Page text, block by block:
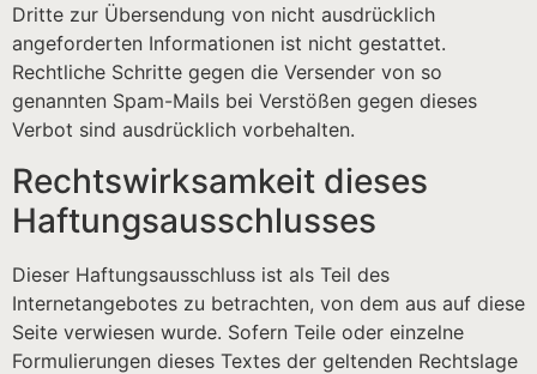
Dritte zur Übersendung von nicht ausdrücklich
angeforderten Informationen ist nicht gestattet.
Rechtliche Schritte gegen die Versender von so
genannten Spam-Mails bei Verstößen gegen dieses
Verbot sind ausdrücklich vorbehalten.
Rechtswirksamkeit dieses
Haftungsausschlusses
Dieser Haftungsausschluss ist als Teil des
Internetangebotes zu betrachten, von dem aus auf diese
Seite verwiesen wurde. Sofern Teile oder einzelne
Formulierungen dieses Textes der geltenden Rechtslage